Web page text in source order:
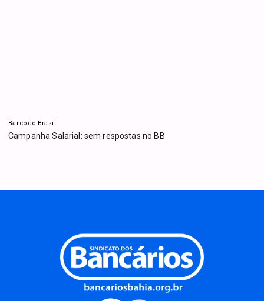
Banco do Brasil
Campanha Salarial: sem respostas no BB